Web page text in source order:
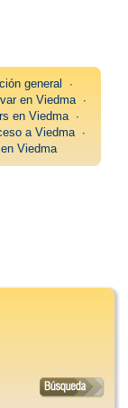
general
∙
en Viedma∙
en Viedma∙
a Viedma∙
Viedma